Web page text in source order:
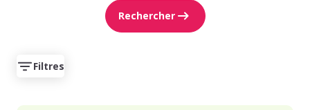
Rechercher
Filtres